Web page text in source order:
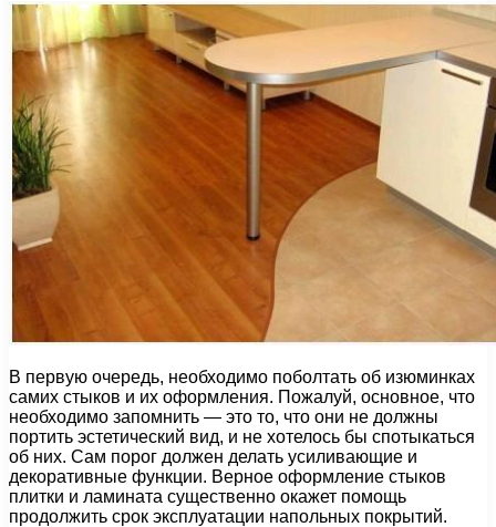
В первую очередь, необходимо поболтать об изюминках
самих стыков и их оформления. Пожалуй, основное, что
необходимо запомнить — это то, что они не должны
портить эстетический вид, и не хотелось бы спотыкаться
об них. Сам порог должен делать усиливающие и
декоративные функции. Верное оформление стыков
плитки и ламината существенно окажет помощь
продолжить срок эксплуатации напольных покрытий.